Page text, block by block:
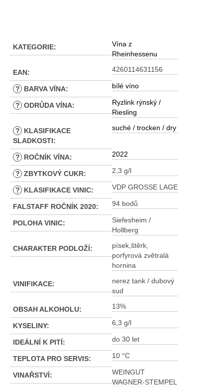
KATEGORIE:
Vína z
Rheinhessenu
EAN: 4260114631156
? BARVA VÍNA: bílé víno
? ODRŮDA VÍNA:
Ryzlink rýnský /
Riesling
?
KLASIFIKACE
SLADKOSTI:
suché / trocken / dry
? ROČNÍK VÍNA: 2022
? ZBYTKOVÝ CUKR: 2,3 g/l
? KLASIFIKACE VINIC: VDP GROSSE LAGE
FALSTAFF ROČNÍK 2020: 94 bodů
POLOHA VINIC:
Siefesheim /
Hollberg
CHARAKTER PODLOŽÍ:
písek,štěrk,
porfyrová zvětralá
hornina
VINIFIKACE:
nerez tank / dubový
sud
OBSAH ALKOHOLU: 13%
KYSELINY: 6,3 g/l
IDEÁLNÍ K PITÍ: do 30 let
TEPLOTA PRO SERVIS: 10 °C
VINAŘSTVÍ:
WEINGUT
WAGNER-STEMPEL